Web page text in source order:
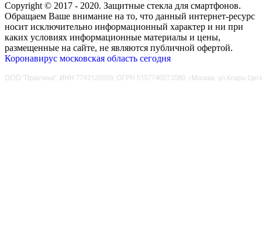
Copyright © 2017 - 2020. Защитные стекла для смартфонов.
Обращаем Ваше внимание на то, что данный интернет-ресурс
носит исключительно информационный характер и ни при
каких условиях информационные материалы и цены,
размещенные на сайте, не являются публичной офертой.
Коронавирус московская область сегодня